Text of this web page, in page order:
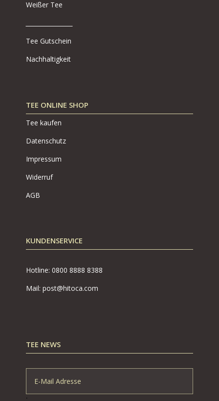
Weißer Tee
Tee Gutschein
Nachhaltigkeit
TEE ONLINE SHOP
Tee kaufen
Datenschutz
Impressum
Widerruf
AGB
KUNDENSERVICE
Hotline: 0800 8888 8388
Mail: post@hitoca.com
TEE NEWS
.